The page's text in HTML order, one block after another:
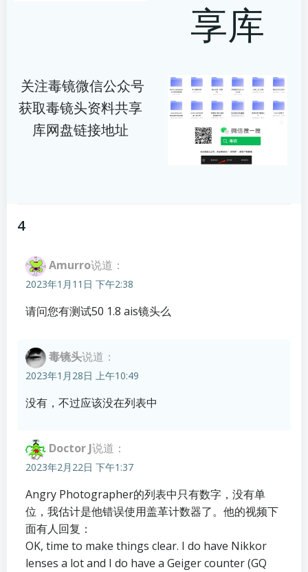
享库
关注毒镜微信公众号
获取毒镜头资料共享
库网盘链接地址
4
Amurro说道：
2023年1月11日 下午2:38
请问您有测试50 1.8 ais镜头么
毒镜头说道：
2023年1月28日 上午10:49
没有，不过应该没在列表中
Doctor J说道：
2023年2月22日 下午1:37
Angry Photographer的列表中只有数字，没有单
位，我估计是他错误使用盖革计数器了。他的视频下
面有人回复：
OK, time to make things clear. I do have Nikkor
lenses a lot and I do have a Geiger counter (GQ